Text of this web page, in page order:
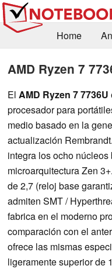
Home
Contacto
AMD Ryzen 7
El AMD Ryzen 7 7736U
procesador para
medio basado en la
actualización
integra los ocho
microarquitectura Zen
de 2,7 (reloj base
admiten SMT /
fabrica en el moderno
comparación con el
ofrece las mismas
ligeramente superior de